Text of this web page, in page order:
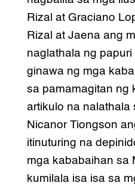
Rizal at Graciano
Rizal at Jaena ang
naglathala ng
ginawa ng mga
sa pamamagitan ng
artikulo na nalathala
Nicanor Tiongson
itinuturing na
mga kababaihan sa
kumilala isa isa sa